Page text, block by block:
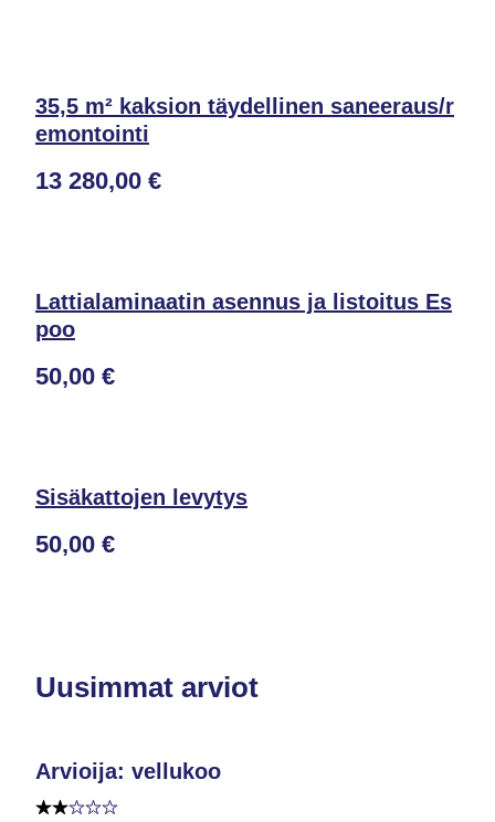
35,5 m² kaksion täydellinen saneeraus/r
emontointi
13 280,00 €
Lattialaminaatin asennus ja listoitus Es
poo
50,00 €
Sisäkattojen levytys
50,00 €
Uusimmat arviot
Arvioija: vellukoo